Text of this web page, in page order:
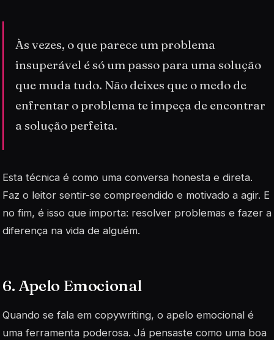
Às vezes, o que parece um problema
insuperável é só um passo para uma solução
que muda tudo. Não deixes que o medo de
enfrentar o problema te impeça de encontrar
a solução perfeita.
Esta técnica é como uma conversa honesta e direta.
Faz o leitor sentir-se compreendido e motivado a agir. E
no fim, é isso que importa: resolver problemas e fazer a
diferença na vida de alguém.
6. Apelo Emocional
Quando se fala em copywriting, o apelo emocional é
uma ferramenta poderosa. Já pensaste como uma boa